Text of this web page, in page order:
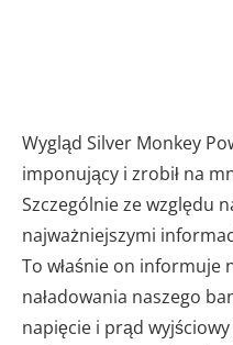
Wygląd Silver Monkey
imponujący i zrobił na
Szczególnie ze względu
najważniejszymi
To właśnie on informuje
naładowania naszego
napięcie i prąd